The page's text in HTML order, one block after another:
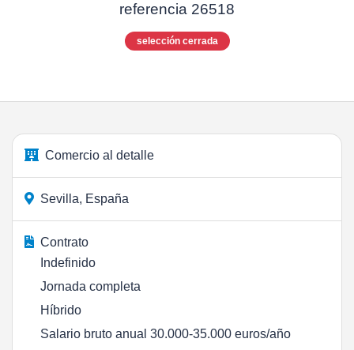
referencia 26518
selección cerrada
Comercio al detalle
Sevilla, España
Contrato
Indefinido
Jornada completa
Híbrido
Salario bruto anual 30.000-35.000 euros/año